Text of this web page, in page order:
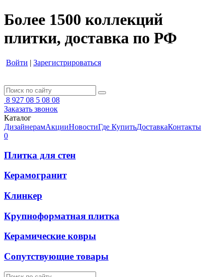
Более 1500 коллекций
плитки, доставка по РФ
Войти | Зарегистрироваться
8 927 08 5 08 08
Заказать звонок
Каталог
ДизайнерамАкцииНовостиГде КупитьДоставкаКонтакты
0
Плитка для стен
Керамогранит
Клинкер
Крупноформатная плитка
Керамические ковры
Сопутствующие товары